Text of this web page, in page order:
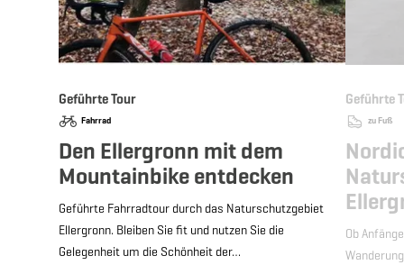
Geführte Tour
Fahrrad
Den Ellergronn mit dem
Mountainbike entdecken
Geführte Fahrradtour durch das Naturschutzgebiet
Ellergronn. Bleiben Sie fit und nutzen Sie die
Gelegenheit um die Schönheit der…
Geführte
zu Fuß
Ob